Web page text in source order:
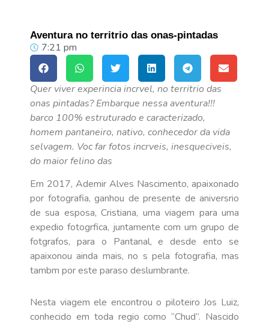
Aventura no territrio das onas-pintadas
7:21 pm
Quer viver experincia incrvel, no territrio das
onas pintadas? Embarque nessa aventura!!!
barco 100% estruturado e caracterizado,
homem pantaneiro, nativo, conhecedor da vida
selvagem. Voc far fotos incrveis, inesqueciveis,
do maior felino das
Em 2017, Ademir Alves Nascimento, apaixonado
por fotografia, ganhou de presente de aniversrio
de sua esposa, Cristiana, uma viagem para uma
expedio fotogrfica, juntamente com um grupo de
fotgrafos, para o Pantanal, e desde ento se
apaixonou ainda mais, no s pela fotografia, mas
tambm por este paraso deslumbrante.
Nesta viagem ele encontrou o piloteiro Jos Luiz,
conhecido em toda regio como “Chud”. Nascido